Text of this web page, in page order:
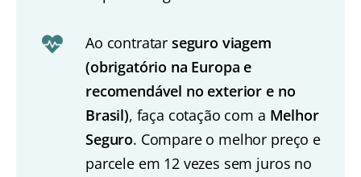
Ao contratar seguro viagem
(obrigatório na Europa e
recomendável no exterior e no
Brasil), faça cotação com a Melhor
Seguro. Compare o melhor preço e
parcele em 12 vezes sem juros no